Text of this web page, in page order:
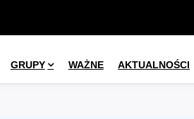
GRUPY WAŻNE AKTUALNOŚCI